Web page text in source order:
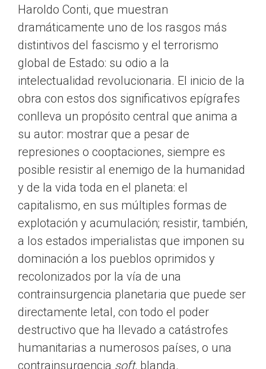
Haroldo Conti, que muestran
dramáticamente uno de los rasgos más
distintivos del fascismo y el terrorismo
global de Estado: su odio a la
intelectualidad revolucionaria. El inicio de la
obra con estos dos significativos epígrafes
conlleva un propósito central que anima a
su autor: mostrar que a pesar de
represiones o cooptaciones, siempre es
posible resistir al enemigo de la humanidad
y de la vida toda en el planeta: el
capitalismo, en sus múltiples formas de
explotación y acumulación; resistir, también,
a los estados imperialistas que imponen su
dominación a los pueblos oprimidos y
recolonizados por la vía de una
contrainsurgencia planetaria que puede ser
directamente letal, con todo el poder
destructivo que ha llevado a catástrofes
humanitarias a numerosos países, o una
contrainsurgencia soft, blanda.